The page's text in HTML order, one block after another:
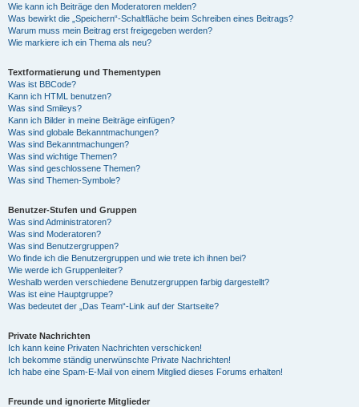
Wie kann ich Beiträge den Moderatoren melden?
Was bewirkt die „Speichern“-Schaltfläche beim Schreiben eines Beitrags?
Warum muss mein Beitrag erst freigegeben werden?
Wie markiere ich ein Thema als neu?
Textformatierung und Thementypen
Was ist BBCode?
Kann ich HTML benutzen?
Was sind Smileys?
Kann ich Bilder in meine Beiträge einfügen?
Was sind globale Bekanntmachungen?
Was sind Bekanntmachungen?
Was sind wichtige Themen?
Was sind geschlossene Themen?
Was sind Themen-Symbole?
Benutzer-Stufen und Gruppen
Was sind Administratoren?
Was sind Moderatoren?
Was sind Benutzergruppen?
Wo finde ich die Benutzergruppen und wie trete ich ihnen bei?
Wie werde ich Gruppenleiter?
Weshalb werden verschiedene Benutzergruppen farbig dargestellt?
Was ist eine Hauptgruppe?
Was bedeutet der „Das Team“-Link auf der Startseite?
Private Nachrichten
Ich kann keine Privaten Nachrichten verschicken!
Ich bekomme ständig unerwünschte Private Nachrichten!
Ich habe eine Spam-E-Mail von einem Mitglied dieses Forums erhalten!
Freunde und ignorierte Mitglieder